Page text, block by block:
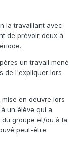
la travaillant avec
de prévoir deux à
un travail mené
de l'expliquer lors
en oeuvre lors
un élève qui a
groupe et/ou à la
peut-être